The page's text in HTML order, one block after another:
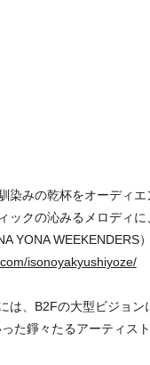
染みの乾杯をオーディ
ックの沁みるメロディ
YONA WEEKENDERS）
isonoyakyushiyoze/
は、B2Fの大型ビジョ
た錚々たるアーティス